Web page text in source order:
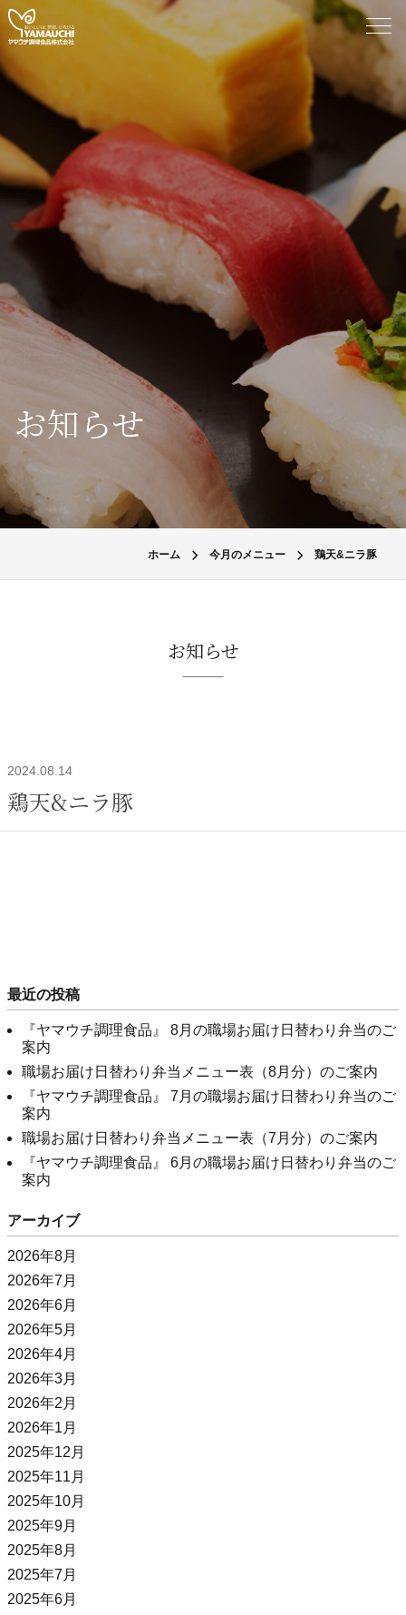
お知らせ
ホーム 今月のメニュー 鶏天&ニラ豚
お知らせ
2024.08.14
鶏天&ニラ豚
最近の投稿
『ヤマウチ調理食品』 8月の職場お届け日替わり弁当のご
案内
職場お届け日替わり弁当メニュー表（8月分）のご案内
『ヤマウチ調理食品』 7月の職場お届け日替わり弁当のご
案内
職場お届け日替わり弁当メニュー表（7月分）のご案内
『ヤマウチ調理食品』 6月の職場お届け日替わり弁当のご
案内
アーカイブ
2026年8月
2026年7月
2026年6月
2026年5月
2026年4月
2026年3月
2026年2月
2026年1月
2025年12月
2025年11月
2025年10月
2025年9月
2025年8月
2025年7月
2025年6月